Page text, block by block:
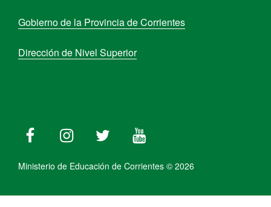
Gobierno de la Provincia de Corrientes
Dirección de Nivel Superior
Ministerio de Educación de Corrientes © 2026